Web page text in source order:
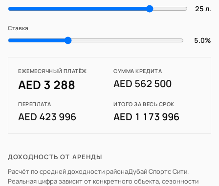
25 л.
Ставка
5.0%
ЕЖЕМЕСЯЧНЫЙ ПЛАТЁЖ
AED 3 288
СУММА КРЕДИТА
AED 562 500
ПЕРЕПЛАТА
AED 423 996
ИТОГО ЗА ВЕСЬ СРОК
AED 1 173 996
ДОХОДНОСТЬ ОТ АРЕНДЫ
Расчёт по средней доходности районаДубай Спортс Сити.
Реальная цифра зависит от конкретного объекта, сезонности